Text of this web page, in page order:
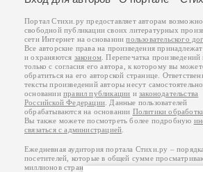
Портал Стихи.ру предоставляет авторам
свободной публикации своих литературных
сети Интернет на основаниипользовательского
Все авторские права на произведения
и охраняются законом . Перепечатка
только с согласия его автора, к которому вы
обратиться на его авторской странице.
тексты произведений авторы несут
основанииправил публикации изаконодательства
Российской Федерации . Данные пользователей
обрабатываются на основании Политики
Вы также можете посмотреть более подробную
связаться с администрацией
Ежедневная аудитория портала Стихи.ру –
посетителей, которые в общей сумме
миллионов страниц по данным счетчика